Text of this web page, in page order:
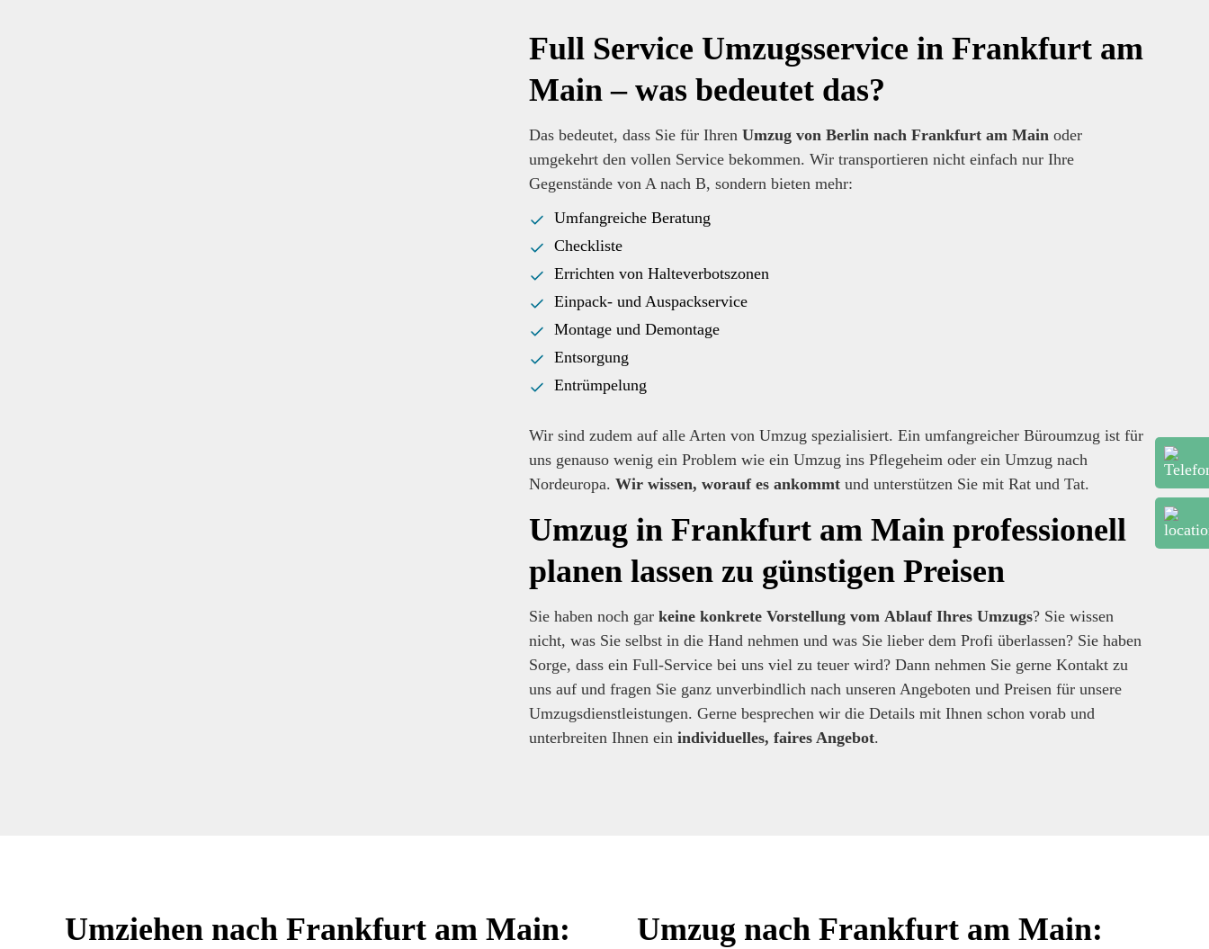
Full Service Umzugsservice in Frankfurt am
Main – was bedeutet das?
Das bedeutet, dass Sie für Ihren Umzug von Berlin nach Frankfurt am Main oder
umgekehrt den vollen Service bekommen. Wir transportieren nicht einfach nur Ihre
Gegenstände von A nach B, sondern bieten mehr:
Umfangreiche Beratung
Checkliste
Errichten von Halteverbotszonen
Einpack- und Auspackservice
Montage und Demontage
Entsorgung
Entrümpelung
Wir sind zudem auf alle Arten von Umzug spezialisiert. Ein umfangreicher Büroumzug ist für
uns genauso wenig ein Problem wie ein Umzug ins Pflegeheim oder ein Umzug nach
Nordeuropa. Wir wissen, worauf es ankommt und unterstützen Sie mit Rat und Tat.
Umzug in Frankfurt am Main professionell
planen lassen zu günstigen Preisen
Sie haben noch gar keine konkrete Vorstellung vom Ablauf Ihres Umzugs? Sie wissen
nicht, was Sie selbst in die Hand nehmen und was Sie lieber dem Profi überlassen? Sie haben
Sorge, dass ein Full-Service bei uns viel zu teuer wird? Dann nehmen Sie gerne Kontakt zu
uns auf und fragen Sie ganz unverbindlich nach unseren Angeboten und Preisen für unsere
Umzugsdienstleistungen. Gerne besprechen wir die Details mit Ihnen schon vorab und
unterbreiten Ihnen ein individuelles, faires Angebot.
Umziehen nach Frankfurt am Main:
Umzug nach Frankfurt am Main: